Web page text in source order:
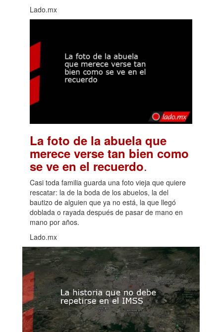
Lado.mx
La foto de la abuela que
merece verse tan bien como
se ve en el recuerdo.
Casi toda familia guarda una foto vieja que quiere
rescatar: la de la boda de los abuelos, la del
bautizo de alguien que ya no está, la que llegó
doblada o rayada después de pasar de mano en
mano por años.
Lado.mx